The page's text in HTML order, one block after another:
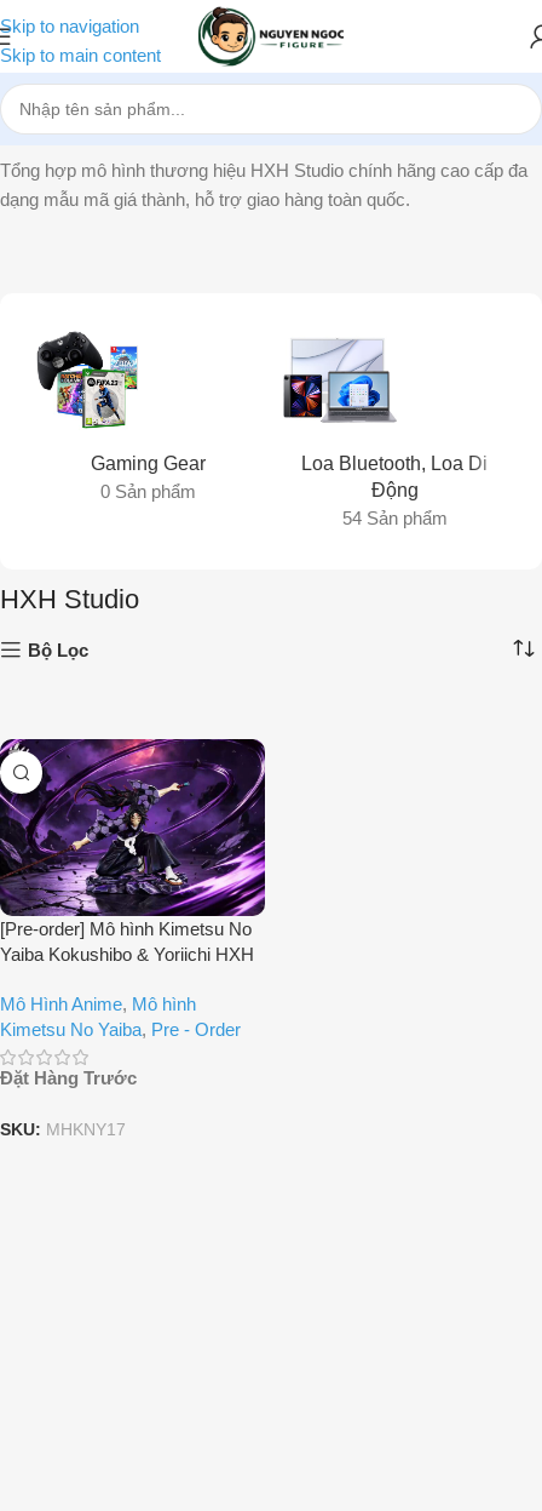
Skip to navigation
Skip to main content
Trang chủ»HXH Studio
Tổng hợp mô hình thương hiệu HXH Studio chính hãng cao cấp đa
dạng mẫu mã giá thành, hỗ trợ giao hàng toàn quốc.
Gaming Gear
0 Sản phẩm
Loa Bluetooth, Loa Di
Động
54 Sản phẩm
HXH Studio
Bộ Lọc
[Pre-order] Mô hình Kimetsu No
Yaiba Kokushibo & Yoriichi HXH
Mô Hình Anime, Mô hình
Kimetsu No Yaiba, Pre - Order
Đặt Hàng Trước
SKU: MHKNY17